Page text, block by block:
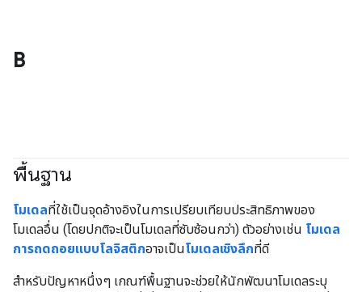
B
พื้นฐาน
โมเดลที่ใช้เป็นจุดอ้างอิงในการเปรียบเทียบประสิทธิภาพของ
โมเดลอื่น (โดยปกติจะเป็นโมเดลที่ซับซ้อนกว่า) ตัวอย่างเช่น โมเดล
การถดถอยแบบโลจิสติกอาจเป็นโมเดลเชิงลึกที่ดี
สำหรับปัญหาหนึ่งๆ เกณฑ์พื้นฐานจะช่วยให้นักพัฒนาโมเดลระบุ